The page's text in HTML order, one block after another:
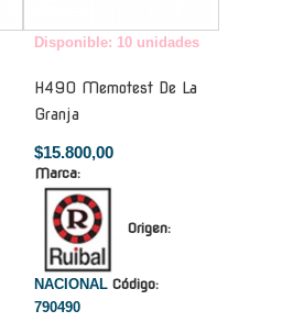
Disponible: 10 unidades
H490 Memotest De La
Granja
$15.800,00
Marca:
Origen:
NACIONAL Código:
790490